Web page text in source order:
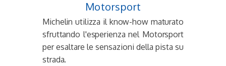
Motorsport
Michelin utilizza il know-how maturato
sfruttando l'esperienza nel Motorsport
per esaltare le sensazioni della pista su
strada.